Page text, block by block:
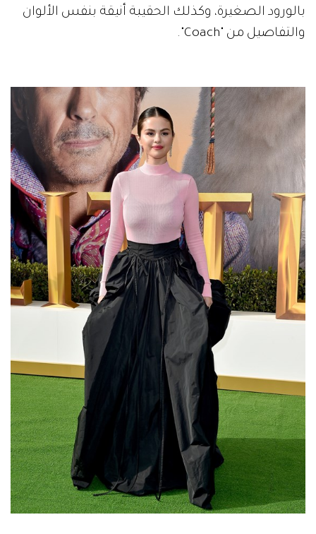
بالورود الصغيرة، وكذلك الحقيبة أنيقة بنفس الألوان
والتفاصيل من "Coach".